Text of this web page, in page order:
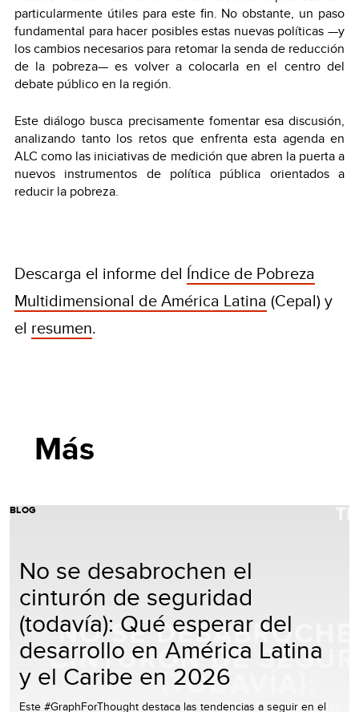
particularmente útiles para este fin. No obstante, un paso
fundamental para hacer posibles estas nuevas políticas —y
los cambios necesarios para retomar la senda de reducción
de la pobreza— es volver a colocarla en el centro del
debate público en la región.
Este diálogo busca precisamente fomentar esa discusión,
analizando tanto los retos que enfrenta esta agenda en
ALC como las iniciativas de medición que abren la puerta a
nuevos instrumentos de política pública orientados a
reducir la pobreza.
Descarga el informe del Índice de Pobreza
Multidimensional de América Latina (Cepal) y
el resumen.
Más
BLOG
No se desabrochen el
cinturón de seguridad
(todavía): Qué esperar del
desarrollo en América Latina
y el Caribe en 2026
Este #GraphForThought destaca las tendencias a seguir en el